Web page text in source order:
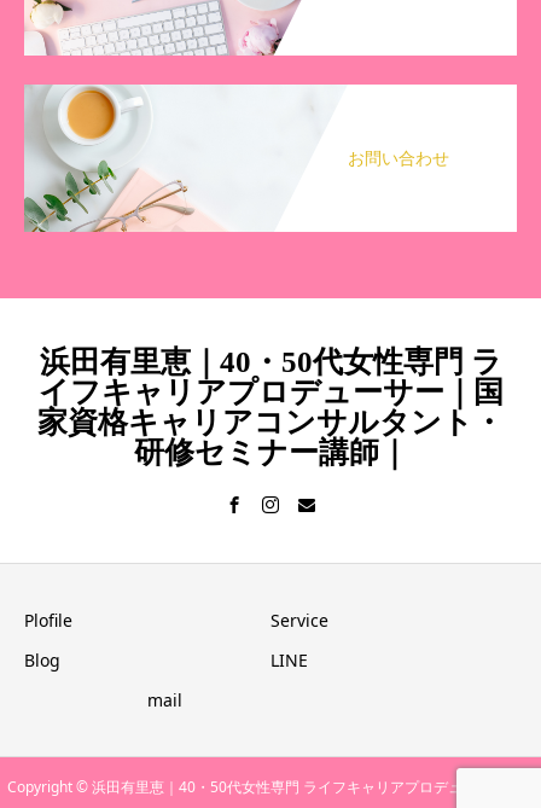
お問い合わせ
浜田有里恵｜40・50代女性専門 ラ
イフキャリアプロデューサー｜国
家資格キャリアコンサルタント・
研修セミナー講師｜
Plofile
Service
Blog
LINE
mail
Copyright © 浜田有里恵｜40・50代女性専門 ライフキャリアプロデューサー｜国